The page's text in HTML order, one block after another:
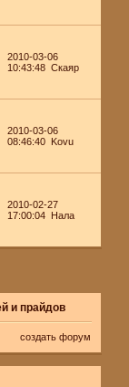
2010-03-06
10:43:48 Скаяр
2010-03-06
08:46:40 Kovu
2010-02-27
17:00:04 Нала
и прайдов
создать форум